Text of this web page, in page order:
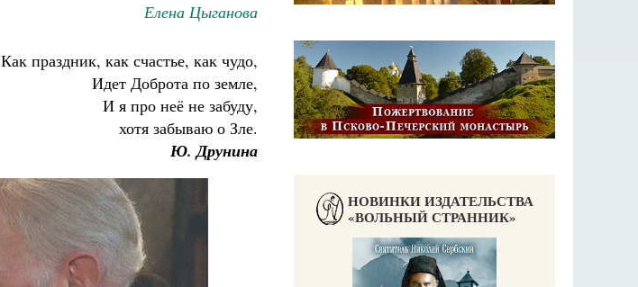
Елена Цыганова
Как праздник, как счастье, как чудо,
Идет Доброта по земле,
И я про неё не забуду,
хотя забываю о Зле.
Ю. Друнина
НОВИНКИ ИЗДАТЕЛЬСТВА
«ВОЛЬНЫЙ СТРАННИК»